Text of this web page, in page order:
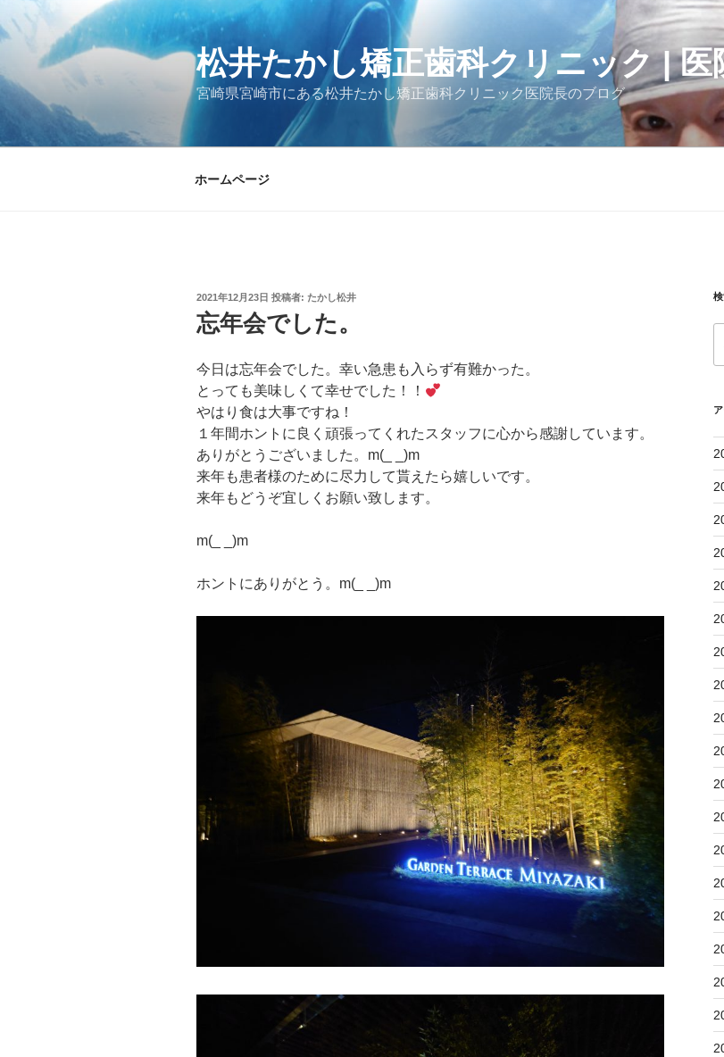
ン
ン
ス
松井たかし矯正歯科クリニック | 医
宮崎県宮崎市にある松井たかし矯正歯科クリニック医院長のブログ
ホームページ
投
稿
日:
2021年12月23日 投稿者: たかし松井
忘年会でした。
今日は忘年会でした。幸い急患も入らず有難かった。
とっても美味しくて幸せでした！！
やはり食は大事ですね！
１年間ホントに良く頑張ってくれたスタッフに心から感謝しています。
ありがとうございました。m(_ _)m
来年も患者様のために尽力して貰えたら嬉しいです。
来年もどうぞ宜しくお願い致します。
m(_ _)m
ホントにありがとう。m(_ _)m